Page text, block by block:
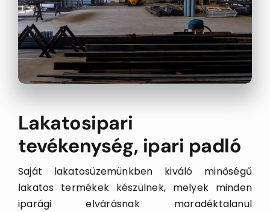
Lakatosipari
tevékenység, ipari padló
Saját lakatosüzemünkben kiváló minőségű
lakatos termékek készülnek, melyek minden
iparági elvárásnak maradéktalanul